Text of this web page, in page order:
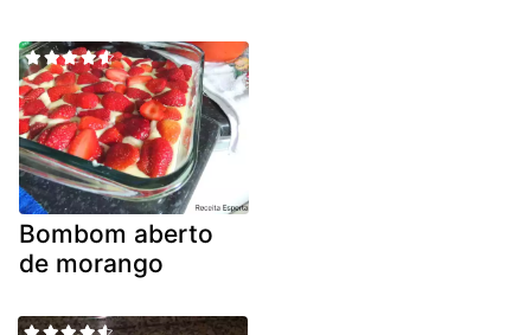
Bombom aberto
de morango